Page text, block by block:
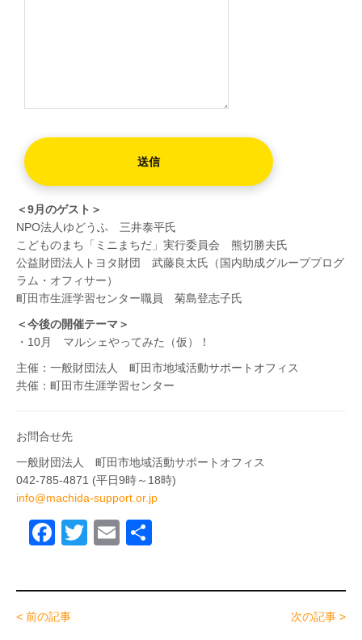
＜9月のゲスト＞
NPO法人ゆどうふ 三井泰平氏
こどものまち「ミニまちだ」実行委員会 熊切勝夫氏
公益財団法人トヨタ財団 武藤良太氏（国内助成グループプログ
ラム・オフィサー）
町田市生涯学習センター職員 菊島登志子氏
＜今後の開催テーマ＞
・10月 マルシェやってみた（仮）！
主催：一般財団法人 町田市地域活動サポートオフィス
共催：町田市生涯学習センター
お問合せ先
一般財団法人 町田市地域活動サポートオフィス
042-785-4871 (平日9時～18時)
info@machida-support.or.jp
F
c
e
T
tt
E
ail
< 前の記事 次の記事 >